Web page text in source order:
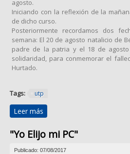
agosto.
Iniciando con la reflexión de la
de dicho curso.
Posteriormente recordamos dos
semana: El 20 de agosto natalicio de
padre de la patria y el 18 de
solidaridad, para conmemorar el
Hurtado.
Tags: utp
Leer más
"Yo Elijo mi PC"
Publicado: 07/08/2017